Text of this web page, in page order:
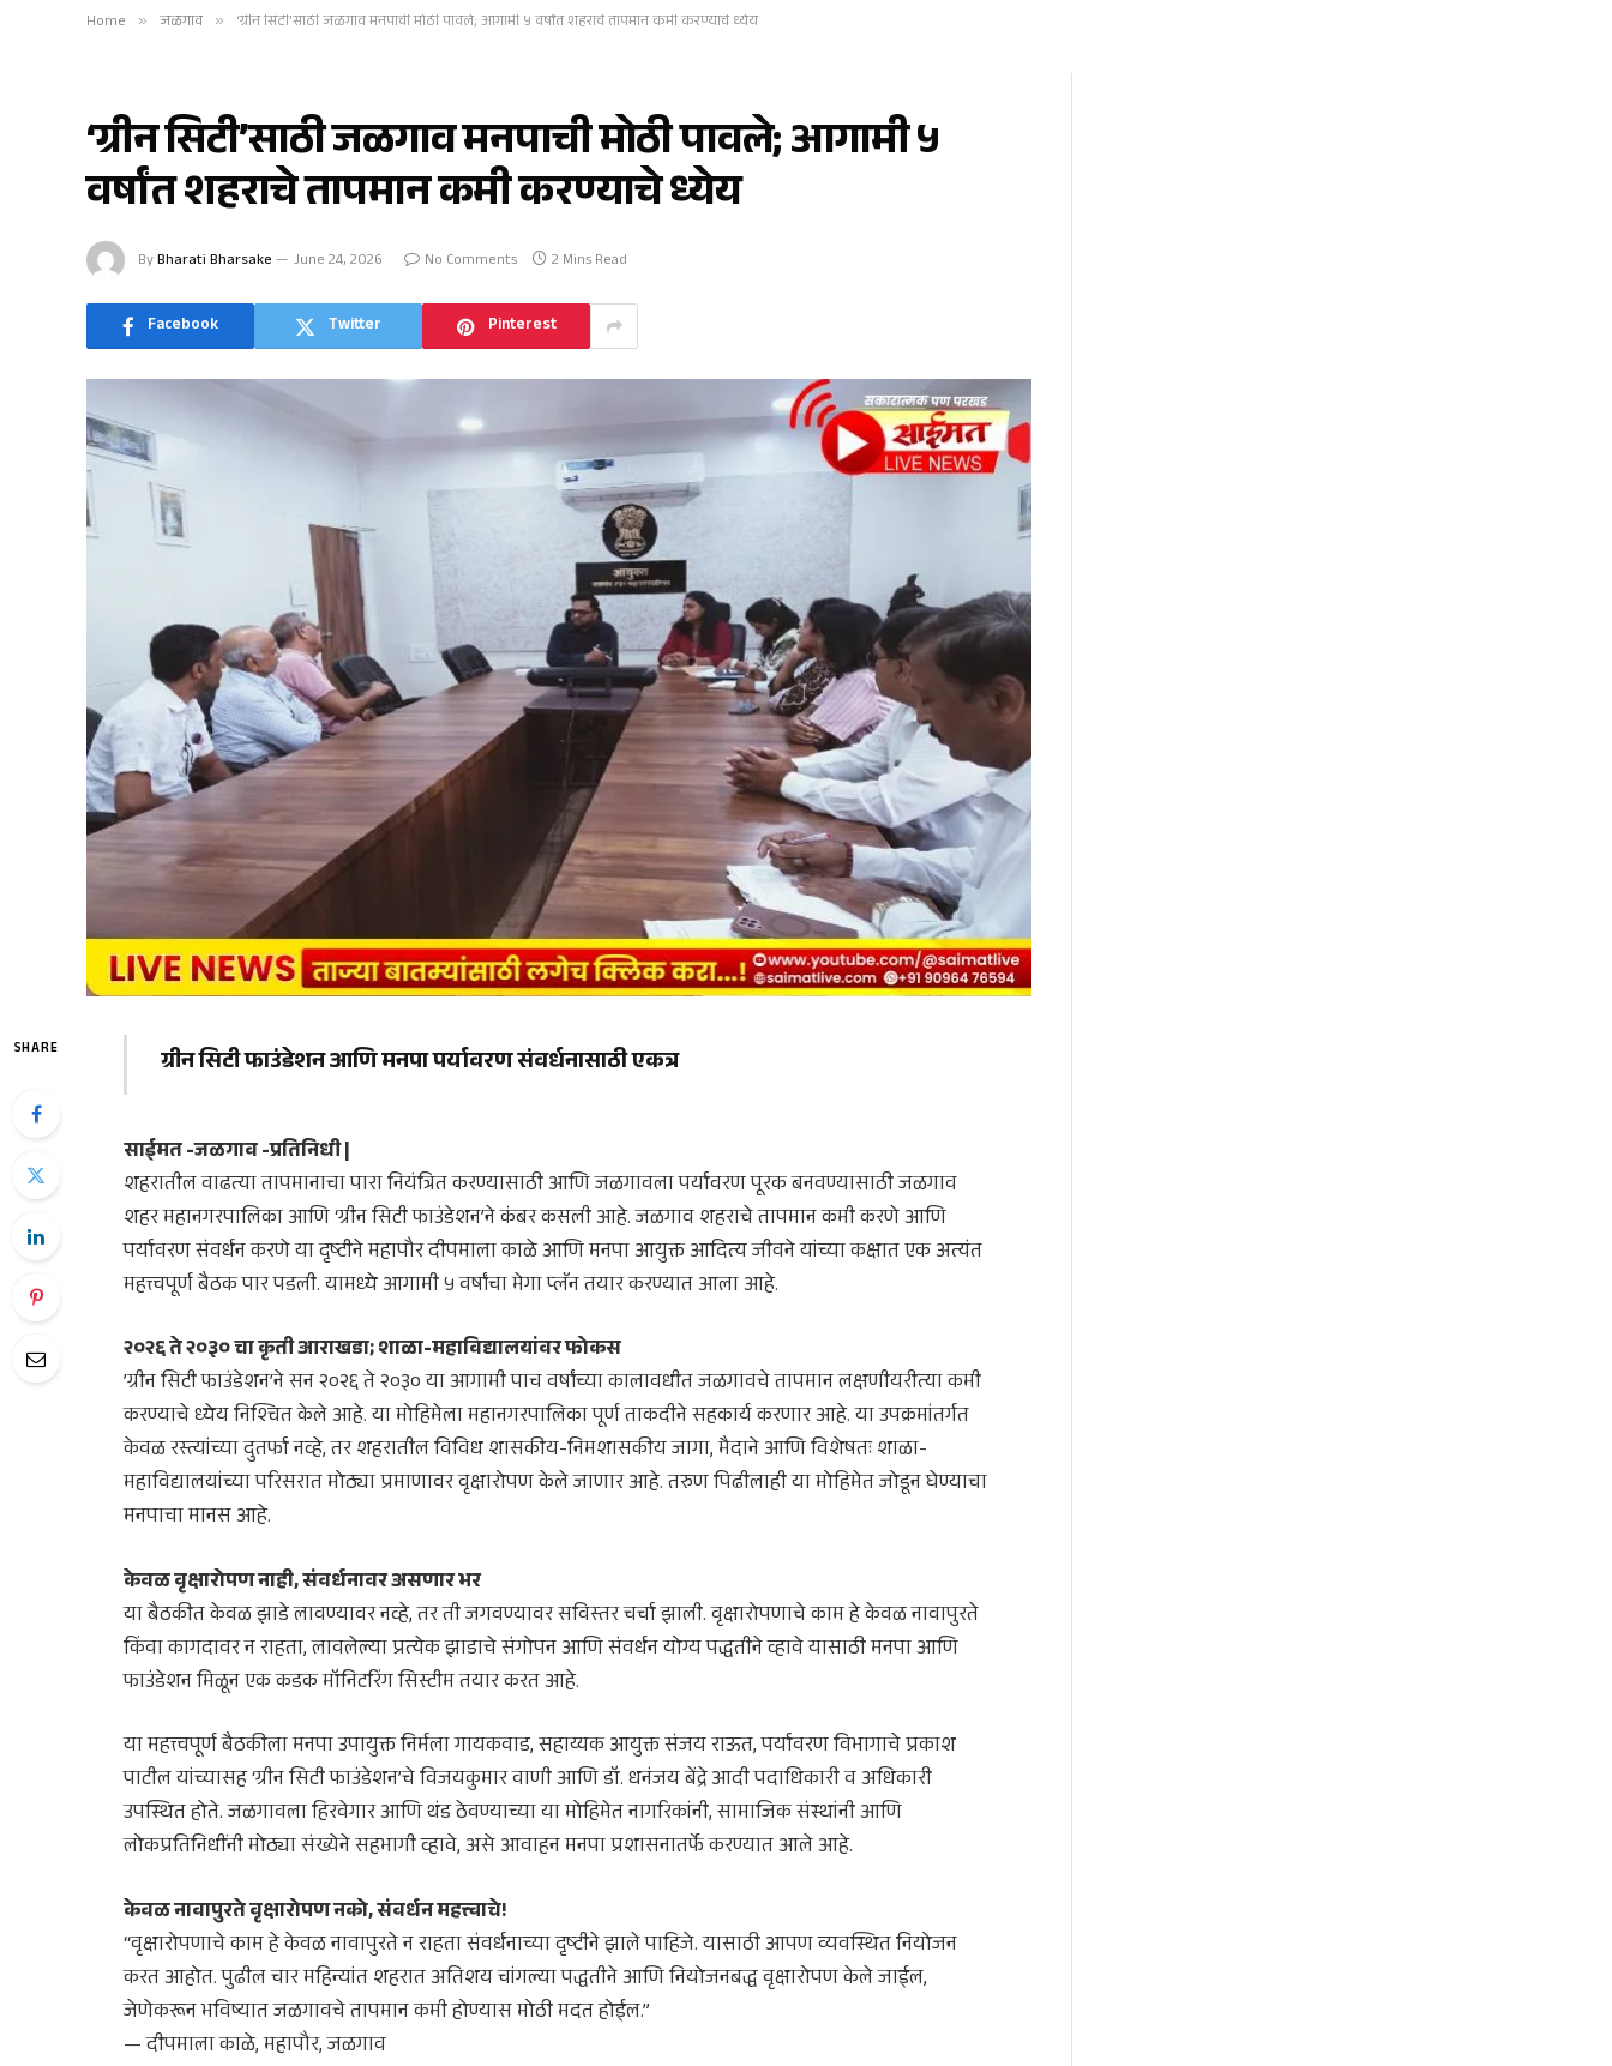
Home » जळगाव » ‘ग्रीन सिटी’साठी जळगाव मनपाची मोठी पावले; आगामी ५ वर्षांत शहराचे तापमान कमी करण्याचे ध्येय
‘ग्रीन सिटी’साठी जळगाव मनपाची मोठी पावले; आगामी ५
वर्षांत शहराचे तापमान कमी करण्याचे ध्येय
ByBharati Bharsake June 24, 2026 No Comments 2 Mins Read
Facebook Twitter Pinterest
SHARE ​ग्रीन सिटी फाउंडेशन आणि मनपा पर्यावरण संवर्धनासाठी एकत्र
साईमत -जळगाव -प्रतिनिधी |
शहरातील वाढत्या तापमानाचा पारा नियंत्रित करण्यासाठी आणि जळगावला पर्यावरण पूरक बनवण्यासाठी जळगाव
शहर महानगरपालिका आणि ‘ग्रीन सिटी फाउंडेशन’ने कंबर कसली आहे. जळगाव शहराचे तापमान कमी करणे आणि
पर्यावरण संवर्धन करणे या दृष्टीने महापौर दीपमाला काळे आणि मनपा आयुक्त आदित्य जीवने यांच्या कक्षात एक अत्यंत
महत्त्वपूर्ण बैठक पार पडली. यामध्ये आगामी ५ वर्षांचा मेगा प्लॅन तयार करण्यात आला आहे.
​२०२६ ते २०३० चा कृती आराखडा; शाळा-महाविद्यालयांवर फोकस
​’ग्रीन सिटी फाउंडेशन’ने सन २०२६ ते २०३० या आगामी पाच वर्षांच्या कालावधीत जळगावचे तापमान लक्षणीयरीत्या कमी
करण्याचे ध्येय निश्चित केले आहे. या मोहिमेला महानगरपालिका पूर्ण ताकदीने सहकार्य करणार आहे. या उपक्रमांतर्गत
केवळ रस्त्यांच्या दुतर्फा नव्हे, तर शहरातील विविध शासकीय-निमशासकीय जागा, मैदाने आणि विशेषतः शाळा-
महाविद्यालयांच्या परिसरात मोठ्या प्रमाणावर वृक्षारोपण केले जाणार आहे. तरुण पिढीलाही या मोहिमेत जोडून घेण्याचा
मनपाचा मानस आहे.
​केवळ वृक्षारोपण नाही, संवर्धनावर असणार भर
​या बैठकीत केवळ झाडे लावण्यावर नव्हे, तर ती जगवण्यावर सविस्तर चर्चा झाली. वृक्षारोपणाचे काम हे केवळ नावापुरते
किंवा कागदावर न राहता, लावलेल्या प्रत्येक झाडाचे संगोपन आणि संवर्धन योग्य पद्धतीने व्हावे यासाठी मनपा आणि
फाउंडेशन मिळून एक कडक मॉनिटरिंग सिस्टीम तयार करत आहे.
​या महत्त्वपूर्ण बैठकीला मनपा उपायुक्त निर्मला गायकवाड, सहाय्यक आयुक्त संजय राऊत, पर्यावरण विभागाचे प्रकाश
पाटील यांच्यासह ‘ग्रीन सिटी फाउंडेशन’चे विजयकुमार वाणी आणि डॉ. धनंजय बेंद्रे आदी पदाधिकारी व अधिकारी
उपस्थित होते. जळगावला हिरवेगार आणि थंड ठेवण्याच्या या मोहिमेत नागरिकांनी, सामाजिक संस्थांनी आणि
लोकप्रतिनिधींनी मोठ्या संख्येने सहभागी व्हावे, असे आवाहन मनपा प्रशासनातर्फे करण्यात आले आहे.
​केवळ नावापुरते वृक्षारोपण नको, संवर्धन महत्त्वाचे!
“वृक्षारोपणाचे काम हे केवळ नावापुरते न राहता संवर्धनाच्या दृष्टीने झाले पाहिजे. यासाठी आपण व्यवस्थित नियोजन
करत आहोत. पुढील चार महिन्यांत शहरात अतिशय चांगल्या पद्धतीने आणि नियोजनबद्ध वृक्षारोपण केले जाईल,
जेणेकरून भविष्यात जळगावचे तापमान कमी होण्यास मोठी मदत होईल.”
— दीपमाला काळे, महापौर, जळगाव